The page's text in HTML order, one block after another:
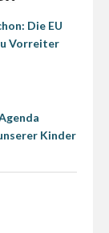
Die EU
Vorreiter
Kinder